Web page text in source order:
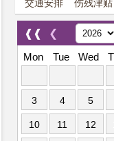
交通安排 伤残津贴
❰❰ ❮
Mon
Tue Wed
3 4 5
10 11 12